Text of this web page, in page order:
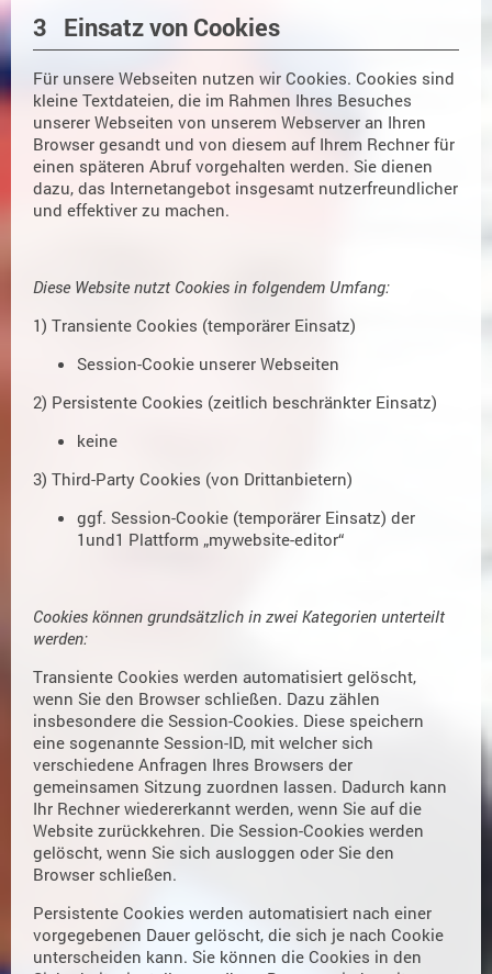
3 Einsatz von Cookies
Für unsere Webseiten nutzen wir Cookies. Cookies sind
kleine Textdateien, die im Rahmen Ihres Besuches
unserer Webseiten von unserem Webserver an Ihren
Browser gesandt und von diesem auf Ihrem Rechner für
einen späteren Abruf vorgehalten werden. Sie dienen
dazu, das Internetangebot insgesamt nutzerfreundlicher
und effektiver zu machen.
Diese Website nutzt Cookies in folgendem Umfang:
1) Transiente Cookies (temporärer Einsatz)
Session-Cookie unserer Webseiten
2) Persistente Cookies (zeitlich beschränkter Einsatz)
keine
3) Third-Party Cookies (von Drittanbietern)
ggf. Session-Cookie (temporärer Einsatz) der
1und1 Plattform „mywebsite-editor“
Cookies können grundsätzlich in zwei Kategorien unterteilt
werden:
Transiente Cookies werden automatisiert gelöscht,
wenn Sie den Browser schließen. Dazu zählen
insbesondere die Session-Cookies. Diese speichern
eine sogenannte Session-ID, mit welcher sich
verschiedene Anfragen Ihres Browsers der
gemeinsamen Sitzung zuordnen lassen. Dadurch kann
Ihr Rechner wiedererkannt werden, wenn Sie auf die
Website zurückkehren. Die Session-Cookies werden
gelöscht, wenn Sie sich ausloggen oder Sie den
Browser schließen.
Persistente Cookies werden automatisiert nach einer
vorgegebenen Dauer gelöscht, die sich je nach Cookie
unterscheiden kann. Sie können die Cookies in den